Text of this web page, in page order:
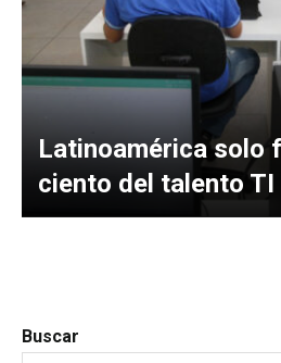
Latinoamérica solo
ciento del talento
Buscar